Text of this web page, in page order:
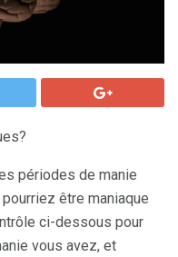
périodes de manie
être maniaque
ci-dessous pour
vous avez, et